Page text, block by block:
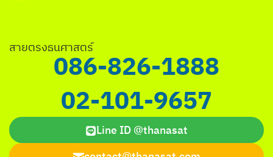
สายตรงธนศาสตร์
086-826-1888
02-101-9657
Line ID @thanasat